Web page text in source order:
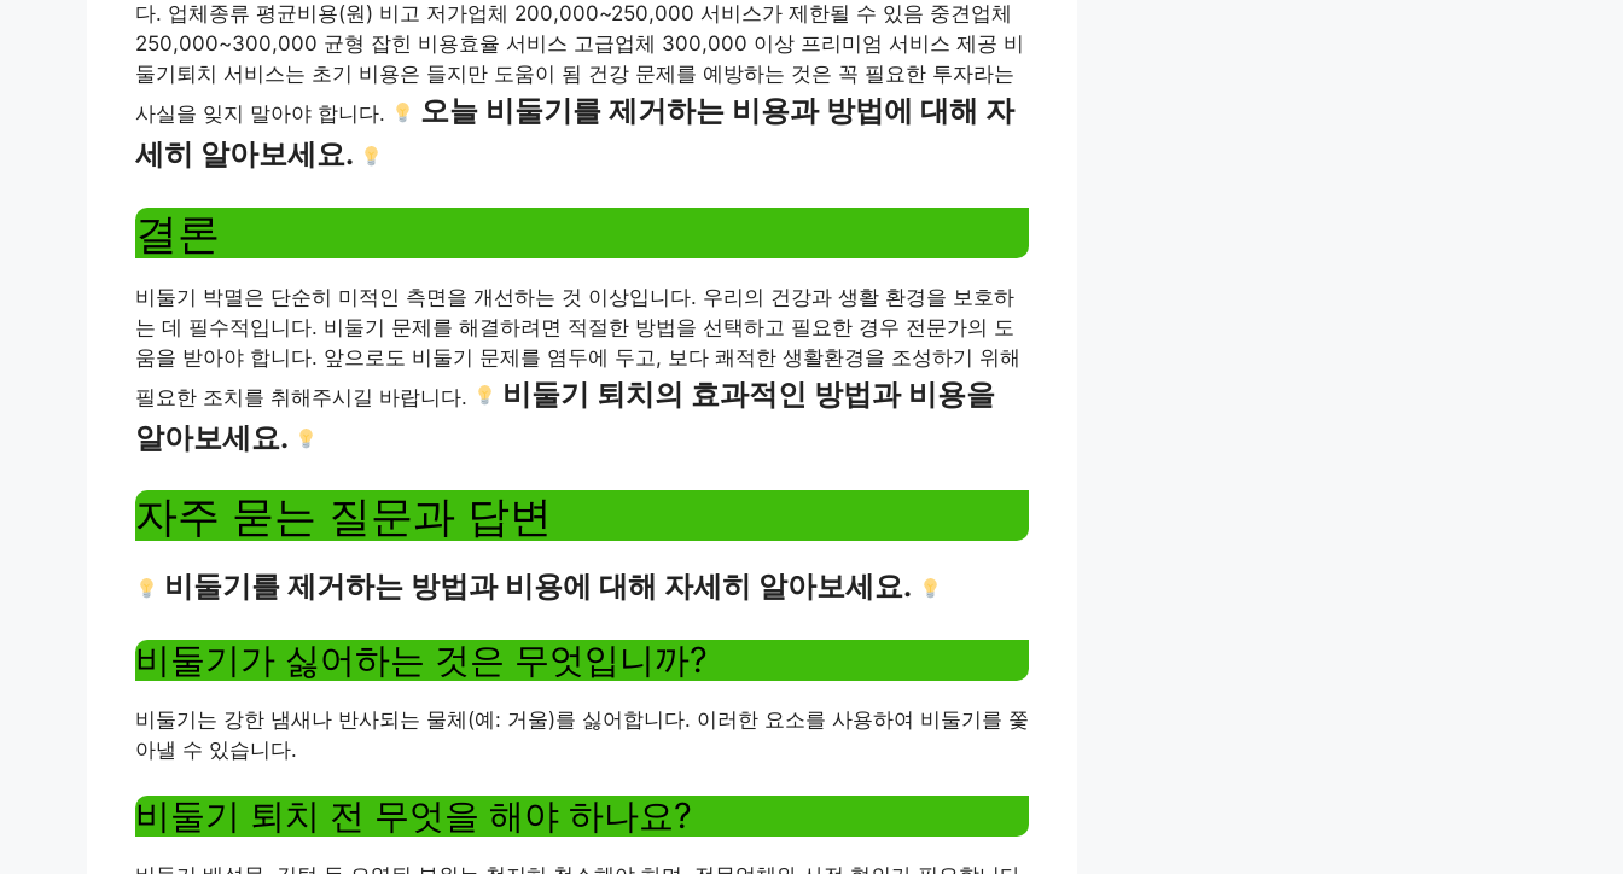
다. 업체종류 평균비용(원) 비고 저가업체 200,000~250,000 서비스가 제한될 수 있음 중견업체
250,000~300,000 균형 잡힌 비용효율 서비스 고급업체 300,000 이상 프리미엄 서비스 제공 비
둘기퇴치 서비스는 초기 비용은 들지만 도움이 됨 건강 문제를 예방하는 것은 꼭 필요한 투자라는
사실을 잊지 말아야 합니다.
오늘 비둘기를 제거하는 비용과 방법에 대해 자
세히 알아보세요.
결론
비둘기 박멸은 단순히 미적인 측면을 개선하는 것 이상입니다. 우리의 건강과 생활 환경을 보호하
는 데 필수적입니다. 비둘기 문제를 해결하려면 적절한 방법을 선택하고 필요한 경우 전문가의 도
움을 받아야 합니다. 앞으로도 비둘기 문제를 염두에 두고, 보다 쾌적한 생활환경을 조성하기 위해
필요한 조치를 취해주시길 바랍니다.
비둘기 퇴치의 효과적인 방법과 비용을
알아보세요.
자주 묻는 질문과 답변
비둘기를 제거하는 방법과 비용에 대해 자세히 알아보세요.
비둘기가 싫어하는 것은 무엇입니까?
비둘기는 강한 냄새나 반사되는 물체(예: 거울)를 싫어합니다. 이러한 요소를 사용하여 비둘기를 쫓
아낼 수 있습니다.
비둘기 퇴치 전 무엇을 해야 하나요?